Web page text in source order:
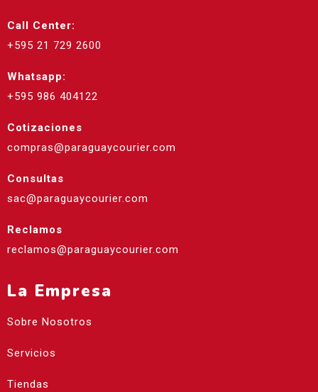
Call Center:
+595 21 729 2600
Whatsapp:
+595 986 404122
Cotizaciones
compras@paraguaycourier.com
Consultas
sac@paraguaycourier.com
Reclamos
reclamos@paraguaycourier.com
La Empresa
Sobre Nosotros
Servicios
Tiendas